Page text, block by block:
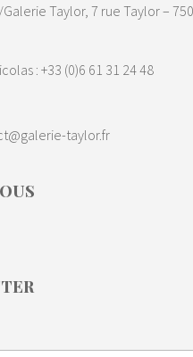
Taylor, 7 rue Taylor –
: +33 (0)6 61 31 24 48
taylor.fr